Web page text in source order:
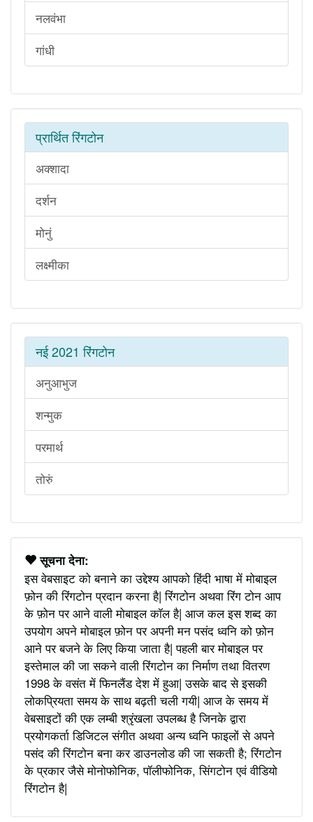
नलवंभा
गांधी
प्रार्थित रिंगटोन
अक्शादा
दर्शन
मोनुं
लक्ष्मीका
नई 2021 रिंगटोन
अनुआभुज
शन्मुक
परमार्थ
तोरुं
सूचना देना:
इस वेबसाइट को बनाने का उद्देश्य आपको हिंदी भाषा में मोबाइल
फ़ोन की रिंगटोन प्रदान करना है| रिंगटोन अथवा रिंग टोन आप
के फ़ोन पर आने वाली मोबाइल कॉल है| आज कल इस शब्द का
उपयोग अपने मोबाइल फ़ोन पर अपनी मन पसंद ध्वनि को फ़ोन
आने पर बजने के लिए किया जाता है| पहली बार मोबाइल पर
इस्तेमाल की जा सकने वाली रिंगटोन का निर्माण तथा वितरण
1998 के वसंत में फिनलैंड देश में हुआ| उसके बाद से इसकी
लोकप्रियता समय के साथ बढ़ती चली गयी| आज के समय में
वेबसाइटों की एक लम्बी श्रृंखला उपलब्ध है जिनके द्वारा
प्रयोगकर्ता डिजिटल संगीत अथवा अन्य ध्वनि फाइलों से अपने
पसंद की रिंगटोन बना कर डाउनलोड की जा सकती है; रिंगटोन
के प्रकार जैसे मोनोफोनिक, पॉलीफोनिक, सिंगटोन एवं वीडियो
रिंगटोन है|